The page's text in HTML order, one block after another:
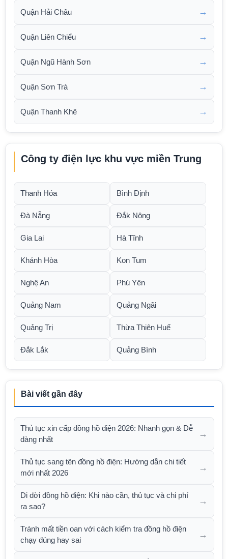
Quận Hải Châu →
Quận Liên Chiểu →
Quận Ngũ Hành Sơn →
Quận Sơn Trà →
Quận Thanh Khê →
Công ty điện lực khu vực miền Trung
Thanh Hóa Bình Định
Đà Nẵng Đắk Nông
Gia Lai Hà Tĩnh
Khánh Hòa Kon Tum
Nghệ An Phú Yên
Quảng Nam Quảng Ngãi
Quảng Trị Thừa Thiên Huế
Đắk Lắk Quảng Bình
Bài viết gần đây
Thủ tục xin cấp đồng hồ điện 2026: Nhanh gọn & Dễ
dàng nhất
→
Thủ tục sang tên đồng hồ điện: Hướng dẫn chi tiết
mới nhất 2026
→
Di dời đồng hồ điện: Khi nào cần, thủ tục và chi phí
ra sao?
→
Tránh mất tiền oan với cách kiểm tra đồng hồ điện
chạy đúng hay sai
→